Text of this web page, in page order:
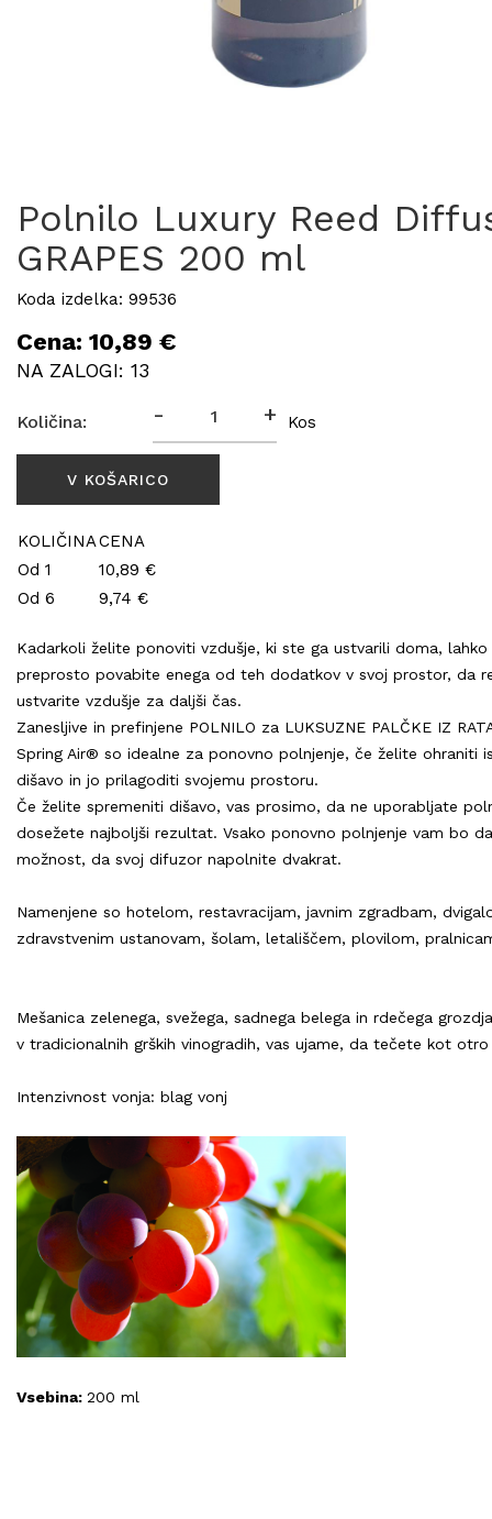
Polnilo Luxury Reed
GRAPES 200 ml
Koda izdelka: 99536
Cena: 10,89 €
NA ZALOGI: 13
Količina: - + Kos
KOLIČINACENA
Od 1
10,89 €
Od 6
9,74 €
Kadarkoli želite ponoviti vzdušje, ki ste ga ustvarili doma, lahko
preprosto povabite enega od teh dodatkov v svoj prostor, da
ustvarite vzdušje za daljši čas.
Zanesljive in prefinjene POLNILO za LUKSUZNE PALČKE IZ
Spring Air® so idealne za ponovno polnjenje, če želite ohraniti
dišavo in jo prilagoditi svojemu prostoru.
Če želite spremeniti dišavo, vas prosimo, da ne uporabljate
dosežete najboljši rezultat. Vsako ponovno polnjenje vam bo
možnost, da svoj difuzor napolnite dvakrat.
Namenjene so hotelom, restavracijam, javnim zgradbam,
zdravstvenim ustanovam, šolam, letališčem, plovilom,
Mešanica zelenega, svežega, sadnega belega in rdečega
v tradicionalnih grških vinogradih, vas ujame, da tečete kot otro
Intenzivnost vonja: blag vonj
Vsebina: 200 ml